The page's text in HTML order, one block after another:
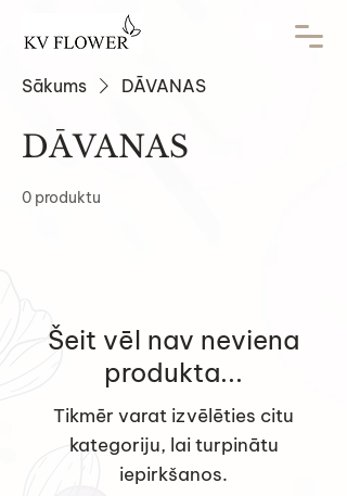
Sākums DĀVANAS
DĀVANAS
0 produktu
Šeit vēl nav neviena
produkta...
Tikmēr varat izvēlēties citu
kategoriju, lai turpinātu
iepirkšanos.